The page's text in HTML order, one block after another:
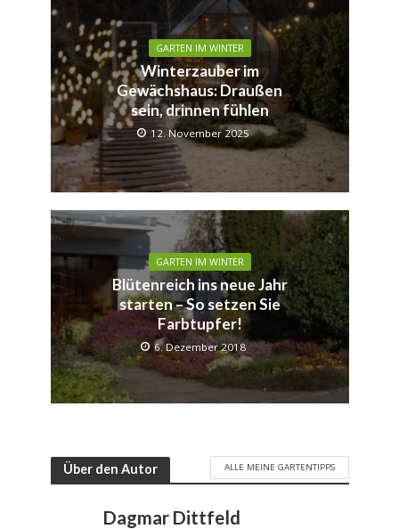
GARTEN IM WINTER
Winterzauber im
Gewächshaus: Draußen
sein, drinnen fühlen
12. November 2025
GARTEN IM WINTER
Blütenreich ins neue Jahr
starten – So setzen Sie
Farbtupfer!
6. Dezember 2018
Über den Autor ALLE MEINE GARTENTIPPS
Dagmar Dittfeld